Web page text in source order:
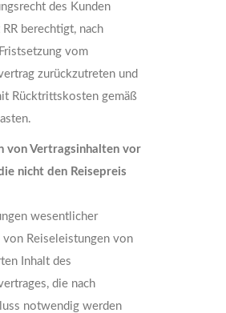
des Kunden
berechtigt, nach
vom
zurückzutreten und
Rücktrittskosten gemäß
von Vertragsinhalten vor
nicht den Reisepreis
wesentlicher
von Reiseleistungen von
Inhalt des
die nach
notwendig werden